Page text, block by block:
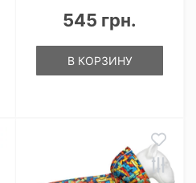
545 грн.
В КОРЗИНУ